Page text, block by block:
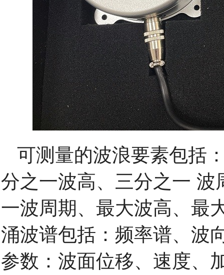
可测量的波浪要素包括
分之一波高、三分之一 波
一波周期、最大波高、最
涌波谱包括：频率谱、波
参数：波面位移、速度、